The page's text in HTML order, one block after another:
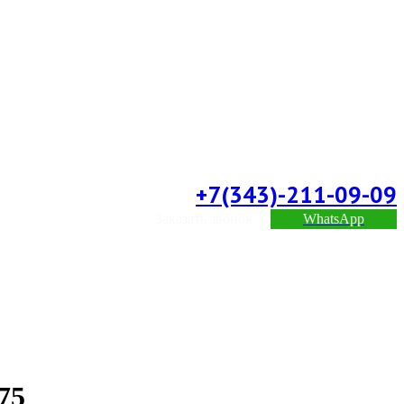
+7(343)-211-09-09
WhatsApp